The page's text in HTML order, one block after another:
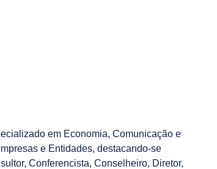
em Economia, Comunicação e
e Entidades, destacando-se
Conferencista, Conselheiro, Diretor,